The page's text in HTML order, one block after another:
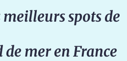
meilleurs spots de
de mer en France